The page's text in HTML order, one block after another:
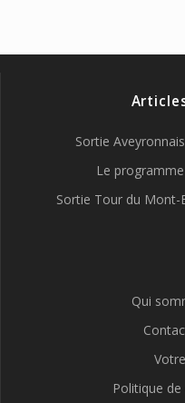
Sortie
Le
Sortie Tour du Mont-
Qui
Politique